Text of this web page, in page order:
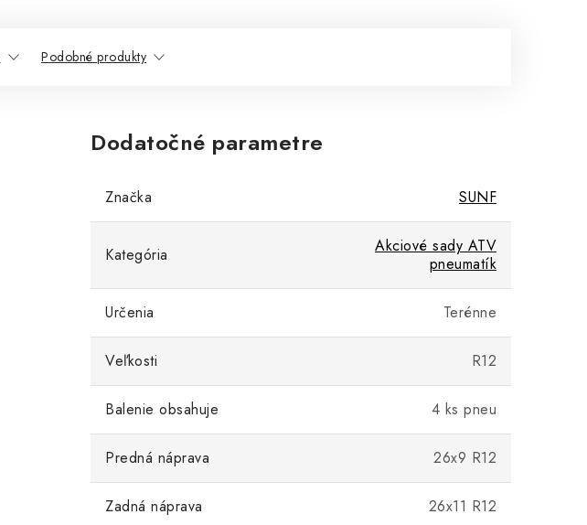
Podobné produkty
Dodatočné parametre
Značka SUNF
Kategória
Akciové sady ATV
pneumatík
Určenia Terénne
Veľkosti R12
Balenie obsahuje 4 ks pneu
Predná náprava 26x9 R12
Zadná náprava 26x11 R12